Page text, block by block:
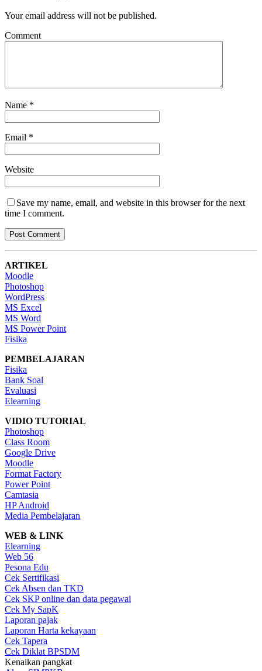
Your email address will not be published.
Comment
Name *
Email *
Website
Save my name, email, and website in this browser for the next
time I comment.
ARTIKEL
Moodle
Photoshop
WordPress
MS Excel
MS Word
MS Power Point
Fisika
PEMBELAJARAN
Fisika
Bank Soal
Evaluasi
Elearning
VIDIO TUTORIAL
Photoshop
Class Room
Google Drive
Moodle
Format Factory
Power Point
Camtasia
HP Android
Media Pembelajaran
WEB & LINK
Elearning
Web 56
Pesona Edu
Cek Sertifikasi
Cek Absen dan TKD
Cek SKP online dan data pegawai
Cek My SapK
Laporan pajak
Laporan Harta kekayaan
Cek Tapera
Cek Diklat BPSDM
Kenaikan pangkat